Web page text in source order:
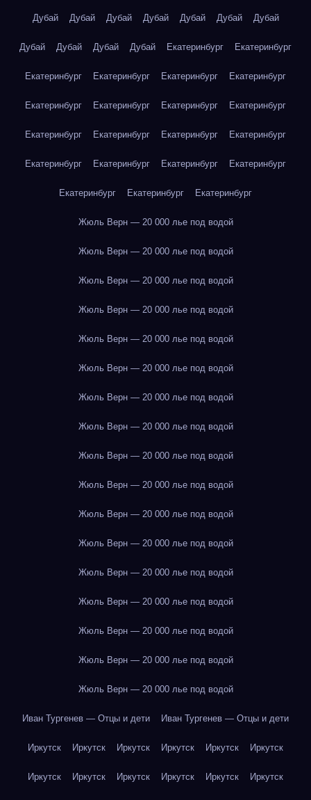
Дубай Дубай Дубай Дубай Дубай Дубай Дубай
Дубай Дубай Дубай Дубай Екатеринбург Екатеринбург
Екатеринбург Екатеринбург Екатеринбург Екатеринбург
Екатеринбург Екатеринбург Екатеринбург Екатеринбург
Екатеринбург Екатеринбург Екатеринбург Екатеринбург
Екатеринбург Екатеринбург Екатеринбург Екатеринбург
Екатеринбург Екатеринбург Екатеринбург
Жюль Верн — 20 000 лье под водой
Жюль Верн — 20 000 лье под водой
Жюль Верн — 20 000 лье под водой
Жюль Верн — 20 000 лье под водой
Жюль Верн — 20 000 лье под водой
Жюль Верн — 20 000 лье под водой
Жюль Верн — 20 000 лье под водой
Жюль Верн — 20 000 лье под водой
Жюль Верн — 20 000 лье под водой
Жюль Верн — 20 000 лье под водой
Жюль Верн — 20 000 лье под водой
Жюль Верн — 20 000 лье под водой
Жюль Верн — 20 000 лье под водой
Жюль Верн — 20 000 лье под водой
Жюль Верн — 20 000 лье под водой
Жюль Верн — 20 000 лье под водой
Жюль Верн — 20 000 лье под водой
Иван Тургенев — Отцы и дети Иван Тургенев — Отцы и дети
Иркутск Иркутск Иркутск Иркутск Иркутск Иркутск
Иркутск Иркутск Иркутск Иркутск Иркутск Иркутск